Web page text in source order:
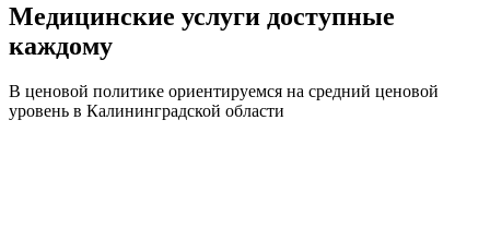
Медицинские услуги доступные
каждому
В ценовой политике ориентируемся на средний ценовой
уровень в Калининградской области